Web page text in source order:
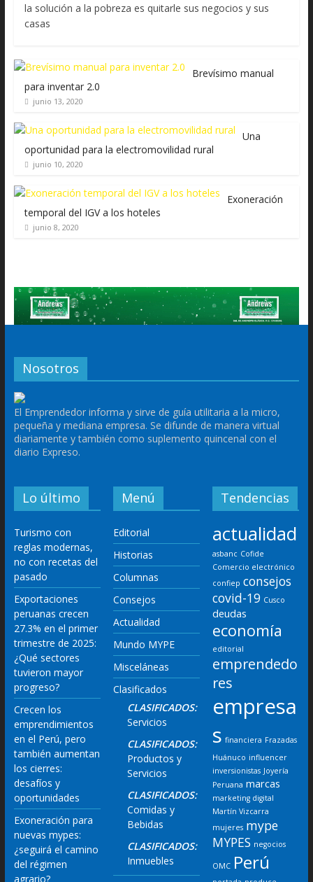
la solución a la pobreza es quitarle sus negocios y sus
casas
Brevísimo manual
para inventar 2.0
junio 13, 2020
Una
oportunidad para la electromovilidad rural
junio 10, 2020
Exoneración
temporal del IGV a los hoteles
junio 8, 2020
Nosotros
El Emprendedor informa y sirve de guía utilitaria a la micro,
pequeña y mediana empresa. Se difunde de manera virtual
diariamente y también como suplemento quincenal con el
diario Expreso.
Lo último
Turismo con
reglas modernas,
no con recetas del
pasado
Exportaciones
peruanas crecen
27.3% en el primer
trimestre de 2025:
¿Qué sectores
tuvieron mayor
progreso?
Crecen los
emprendimientos
en el Perú, pero
también aumentan
los cierres:
desafíos y
oportunidades
Exoneración para
nuevas mypes:
¿seguirá el camino
del régimen
agrario?
Menú
Editorial
Historias
Columnas
Consejos
Actualidad
Mundo MYPE
Misceláneas
Clasificados
CLASIFICADOS:
Servicios
CLASIFICADOS:
Productos y
Servicios
CLASIFICADOS:
Comidas y
Bebidas
CLASIFICADOS:
Inmuebles
Tendencias
actualidad
asbanc Cofide
Comercio electrónico
confiep consejos
covid-19 Cusco
deudas
economía
editorial
emprendedo
res
empresa
s financiera Frazadas
Huánuco influencer
inversionistas Joyería
Peruana marcas
marketing digital
Martín Vizcarra
mujeres mype
MYPES negocios
OMC Perú